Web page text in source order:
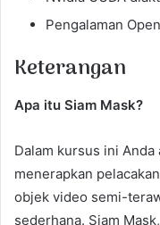
Pengalaman
Keterangan
Apa itu Siam Mask?
Dalam kursus ini Anda
menerapkan
objek video semi-
sederhana. Siam